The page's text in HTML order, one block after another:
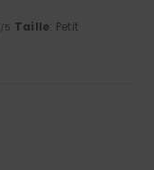
/5 Taille: Petit